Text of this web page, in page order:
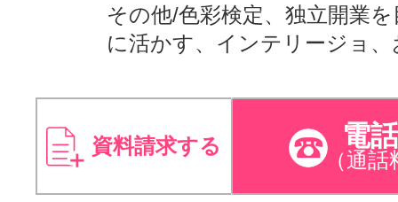
その他/色彩検定、独立開業
に活かす、インテリージョ
資料請求する 電
（通話